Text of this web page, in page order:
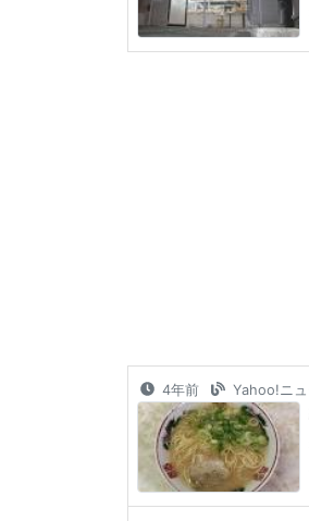
4年前 Yahoo!ニュ